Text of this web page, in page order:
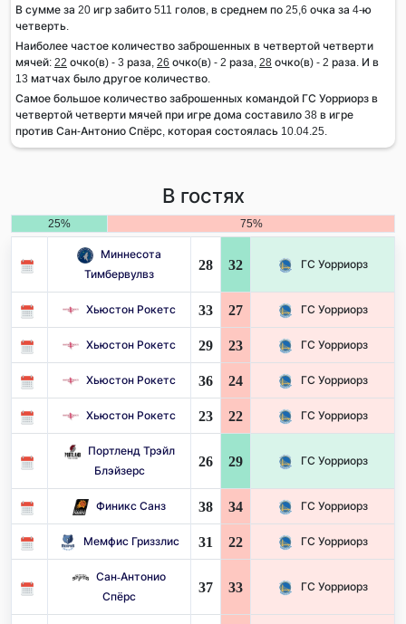
В сумме за 20 игр забито 511 голов, в среднем по 25,6 очка за 4-ю
четверть.
Наиболее частое количество заброшенных в четвертой четверти
мячей: 22 очко(в) - 3 раза, 26 очко(в) - 2 раза, 28 очко(в) - 2 раза. И в
13 матчах было другое количество.
Самое большое количество заброшенных командой ГС Уорриорз в
четвертой четверти мячей при игре дома составило 38 в игре
против Сан-Антонио Спёрс, которая состоялась 10.04.25.
В гостях
25% 75%
Миннесота
Тимбервулвз
28 32 ГС Уорриорз
Хьюстон Рокетс 33 27 ГС Уорриорз
Хьюстон Рокетс 29 23 ГС Уорриорз
Хьюстон Рокетс 36 24 ГС Уорриорз
Хьюстон Рокетс 23 22 ГС Уорриорз
Портленд Трэйл
Блэйзерс
26 29 ГС Уорриорз
Финикс Санз 38 34 ГС Уорриорз
Мемфис Гриззлис 31 22 ГС Уорриорз
Сан-Антонио
Спёрс
37 33 ГС Уорриорз